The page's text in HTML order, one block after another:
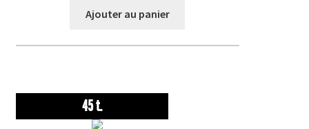
Ajouter au panier
45 t.